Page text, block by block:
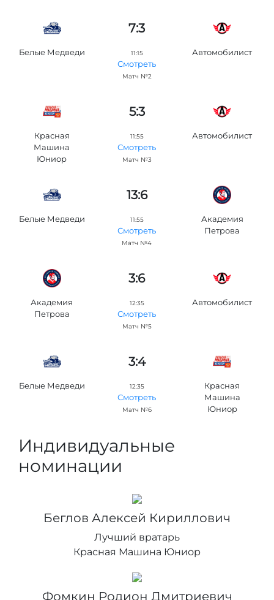
7:3
Белые Медведи 11:15
Смотреть
Матч №2
Автомобилист
5:3
Красная
Машина
Юниор
11:55
Смотреть
Матч №3
Автомобилист
13:6
Белые Медведи 11:55
Смотреть
Матч №4
Академия
Петровa
3:6
Академия
Петровa
12:35
Смотреть
Матч №5
Автомобилист
3:4
Белые Медведи 12:35
Смотреть
Матч №6
Красная
Машина
Юниор
Индивидуальные
номинации
Беглов Алексей Кириллович
Лучший вратарь
Красная Машина Юниор
Фомкин Родион Дмитриевич